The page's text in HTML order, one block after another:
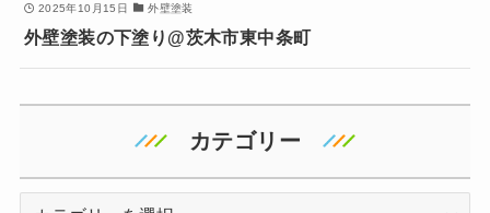
2025年10月15日 外壁塗装
外壁塗装の下塗り@茨木市東中条町
カテゴリー